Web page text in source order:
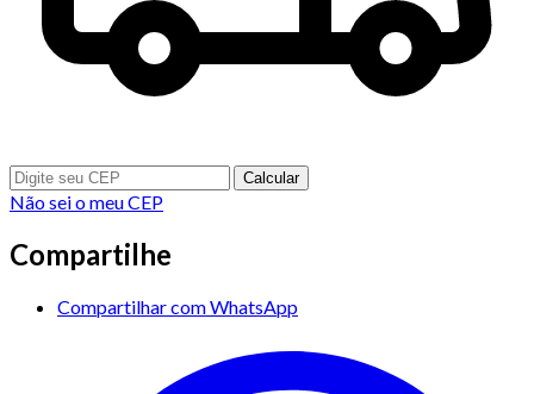
Calcular
Não sei o meu CEP
Compartilhe
Compartilhar com WhatsApp